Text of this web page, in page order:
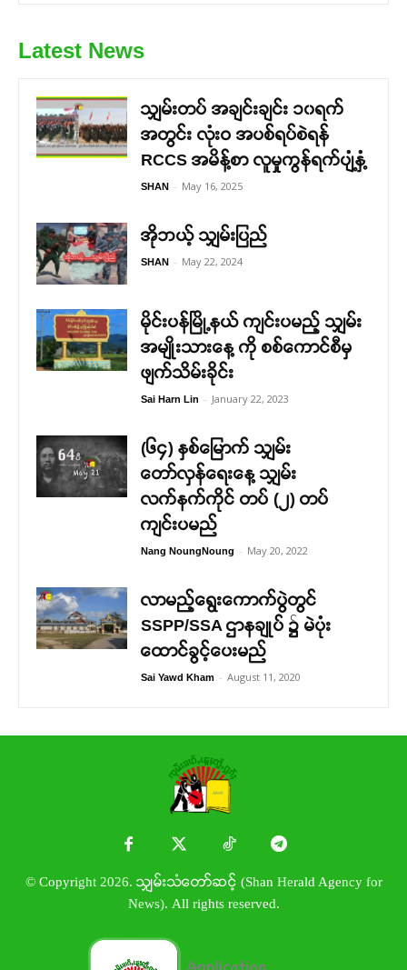
Latest News
သျှမ်းတပ် အချင်းချင်း ၁၀ရက်
အတွင်း လုံးဝ အပစ်ရပ်စဲရန်
RCCS အမိန့်စာ လူမှုကွန်ရက်ပျံ့နှံ့
SHAN - May 16, 2025
အိုဘယ့် သျှမ်းပြည်
SHAN - May 22, 2024
မိုင်းပန်မြို့နယ် ကျင်းပမည့် သျှမ်း
အမျိုးသားနေ့ ကို စစ်ကောင်စီမှ
ဖျက်သိမ်းခိုင်း
Sai Harn Lin - January 22, 2023
(၆၄) နှစ်မြောက် သျှမ်း
တော်လှန်ရေးနေ့ သျှမ်း
လက်နက်ကိုင် တပ် (၂) တပ်
ကျင်းပမည်
Nang NoungNoung - May 20, 2022
လာမည့်ရွေးကောက်ပွဲတွင်
SSPP/SSA ဌာနချုပ် ၌ မဲပုံး
ထောင်ခွင့်ပေးမည်
Sai Yawd Kham - August 11, 2020
© Copyright 2026. သျှမ်းသံတော်ဆင့် (Shan Herald Agency for
News). All rights reserved.